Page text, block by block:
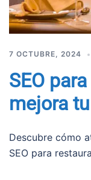
7 OCTUBRE, 2024
SEO
mejora
Descubre cómo
SEO para